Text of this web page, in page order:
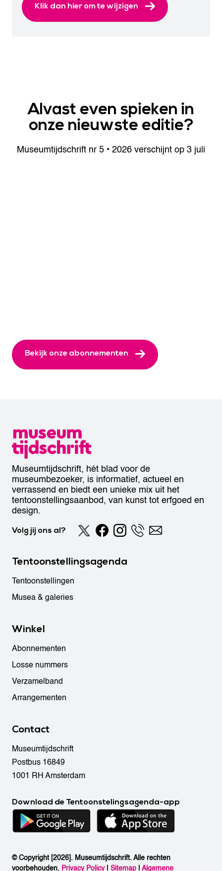
Klik dan hier om te wijzigen
Alvast even spieken in
onze nieuwste editie?
Museumtijdschrift nr 5 • 2026 verschijnt op 3 juli
Bekijk onze abonnementen
Museumtijdschrift, hét blad voor de
museumbezoeker, is informatief, actueel en
verrassend en biedt een unieke mix uit het
tentoonstellingsaanbod, van kunst tot erfgoed en
design.
Volg jij ons al?
Tentoonstellingsagenda
Tentoonstellingen
Musea & galeries
Winkel
Abonnementen
Losse nummers
Verzamelband
Arrangementen
Contact
Museumtijdschrift
Postbus 16849
1001 RH Amsterdam
Download de Tentoonstelingsagenda-app
© Copyright [2026]. Museumtijdschrift. Alle rechten
voorbehouden. Privacy Policy| Sitemap |Algemene